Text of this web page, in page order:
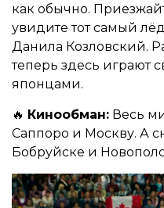
как обычно.
увидите тот самый
Данила Козловский.
теперь здесь играют
японцами.
🔥 Кинообман: Весь
Саппоро и Москву. А
Бобруйске и